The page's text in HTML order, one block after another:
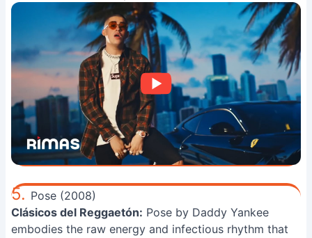
5. Pose (2008)
Clásicos del Reggaetón: Pose by Daddy Yankee
embodies the raw energy and infectious rhythm that